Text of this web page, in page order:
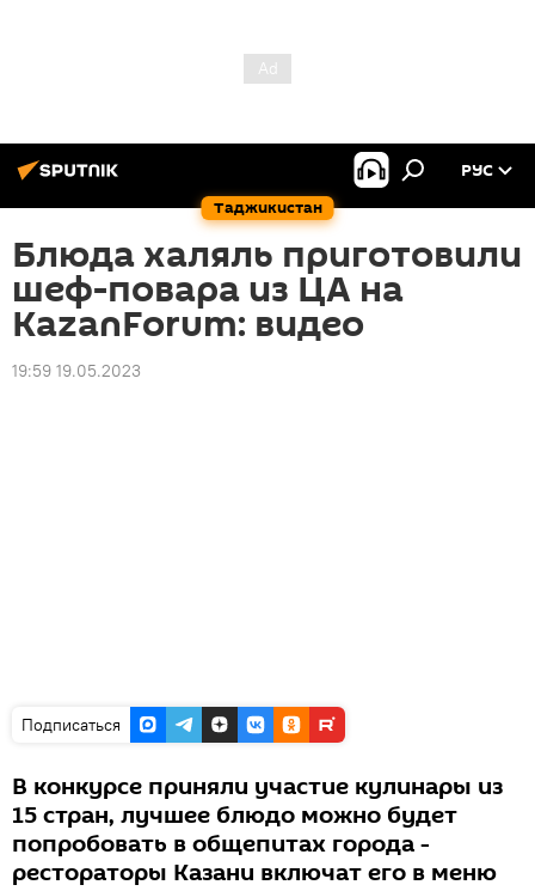
Таджикистан
РУС
Блюда халяль приготовили
шеф-повара из ЦА на
KazanForum: видео
19:59 19.05.2023
Подписаться
В конкурсе приняли участие кулинары из
15 стран, лучшее блюдо можно будет
попробовать в общепитах города -
рестораторы Казани включат его в меню